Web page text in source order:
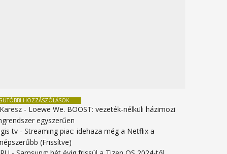
HOZZÁSZÓLÁSOK
- Loewe We. BOOST: vezeték-nélküli házimozi
egyszerűen
tv -Streaming piac: idehaza még a Netflix a
(Frissítve)